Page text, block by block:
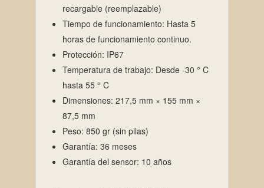
recargable (reemplazable)
Tiempo de funcionamiento: Hasta 5
horas de funcionamiento continuo.
Protección: IP67
Temperatura de trabajo: Desde -30 ° C
hasta 55 ° C
Dimensiones: 217,5 mm × 155 mm ×
87,5 mm
Peso: 850 gr (sin pilas)
Garantía: 36 meses
Garantía del sensor: 10 años